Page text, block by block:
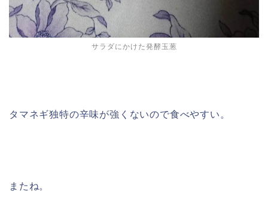
サラダにかけた発酵玉葱
タマネギ独特の辛味が強くないので食べやすい。
またね。